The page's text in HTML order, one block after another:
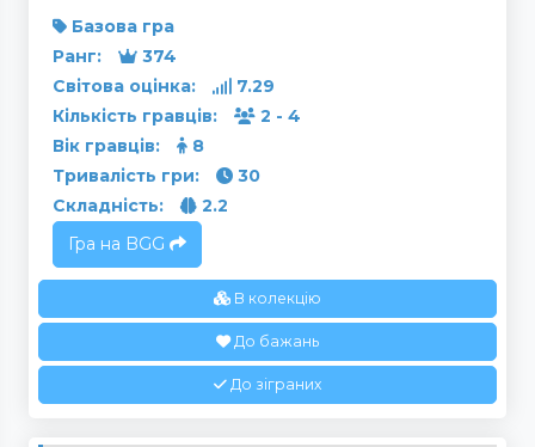
Базова гра
Ранг:
374
Світова оцінка:
7.29
Кількість гравців:
2 - 4
Вік гравців:
8
Тривалість гри:
30
Складність:
2.2
Гра на BGG
В колекцію
До бажань
До зіграних